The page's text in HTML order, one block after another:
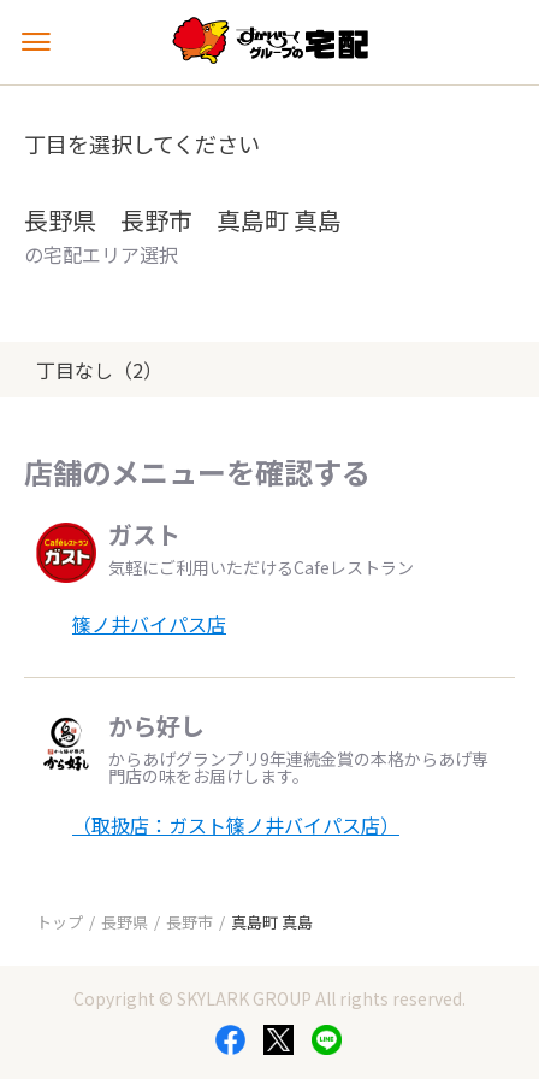
メ
ュ
を
丁目を選択してください
長野県 長野市 真島町 真島
の宅配エリア選択
丁目なし（2）
店舗のメニューを確認する
ガスト
気軽にご利用いただけるCafeレストラン
篠ノ井バイパス店
から好し
からあげグランプリ9年連続金賞の本格からあげ専
門店の味をお届けします。
（取扱店：ガスト篠ノ井バイパス店）
トップ 長野県 長野市 真島町 真島
Copyright © SKYLARK GROUP All rights reserved.